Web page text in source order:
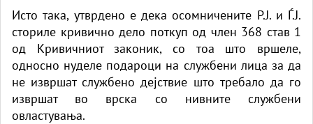
Исто така, утврдено е дека осомничените Р.Ј. и Ѓ.Ј.
сториле кривично дело поткуп од член 368 став 1
од Кривичниот законик, со тоа што вршеле,
односно нуделе подароци на службени лица за да
не извршат службено дејствие што требало да го
извршат во врска со нивните службени
овластувања.